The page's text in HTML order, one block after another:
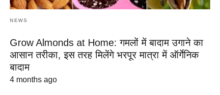
NEWS
Grow Almonds at Home: गमलों में बादाम उगाने का
आसान तरीका, इस तरह मिलेंगे भरपूर मात्रा में ऑर्गेनिक
बादाम
4 months ago